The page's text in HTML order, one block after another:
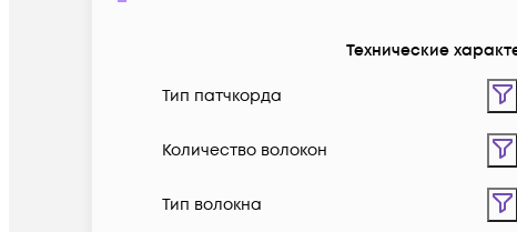
Технические
Тип патчкорда
Количество волокон
Тип волокна